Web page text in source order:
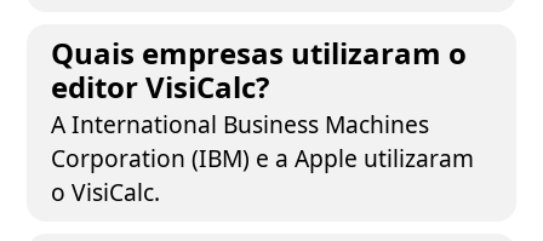
Quais empresas utilizaram o
editor VisiCalc?
A International Business Machines
Corporation (IBM) e a Apple utilizaram
o VisiCalc.